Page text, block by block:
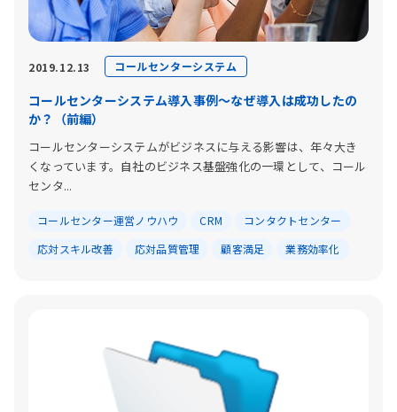
2019.12.13 コールセンターシステム
コールセンターシステム導入事例～なぜ導入は成功したの
か？（前編）
コールセンターシステムがビジネスに与える影響は、年々大き
くなっています。自社のビジネス基盤強化の一環として、コール
センタ...
コールセンター運営ノウハウ CRM
コンタクトセンター
応対スキル改善
応対品質管理 顧客満足 業務効率化